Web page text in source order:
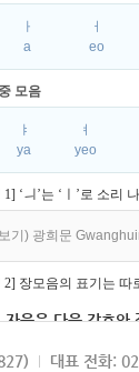
ㅏ
a
ㅓ
eo
모음
ㅑ
ya
ㅕ
yeo
1] ‘ㅢ’는 ‘ㅣ’로 소리
기) 광희문
2] 장모음의 표기는 따
자음은 다음 각호와
음 대표 전화: